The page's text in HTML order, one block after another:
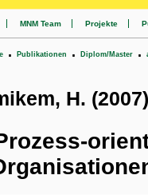
MNM Team Projekte
. Publikationen . Diplom/Master .
H.